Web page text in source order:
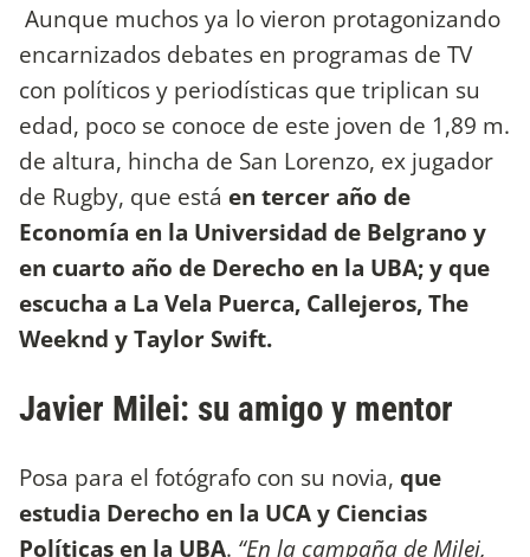
Aunque muchos ya lo vieron protagonizando
encarnizados debates en programas de TV
con políticos y periodísticas que triplican su
edad, poco se conoce de este joven de 1,89 m.
de altura, hincha de San Lorenzo, ex jugador
de Rugby, que está en tercer año de
Economía en la Universidad de Belgrano y
en cuarto año de Derecho en la UBA; y que
escucha a La Vela Puerca, Callejeros, The
Weeknd y Taylor Swift.
Javier Milei: su amigo y mentor
Posa para el fotógrafo con su novia, que
estudia Derecho en la UCA y Ciencias
Políticas en la UBA. “En la campaña de Milei,